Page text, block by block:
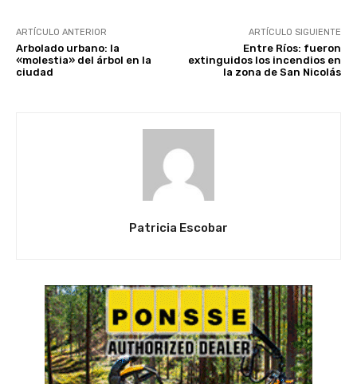
ARTÍCULO ANTERIOR
Arbolado urbano: la
«molestia» del árbol en la
ciudad
ARTÍCULO SIGUIENTE
Entre Ríos: fueron
extinguidos los incendios en
la zona de San Nicolás
Patricia Escobar